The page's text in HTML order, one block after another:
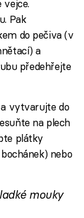
vejce.
Pak
do pečiva (v
a
předehřejte
vytvarujte do
na plech
plátky
nebo
mouky